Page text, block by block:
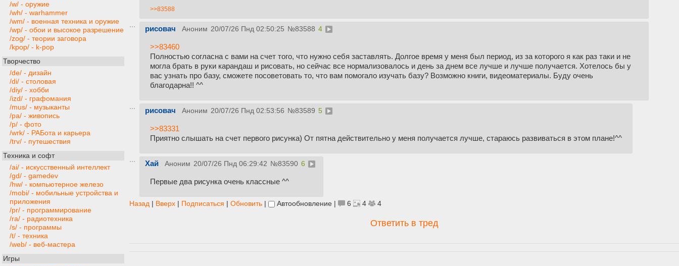
/w/ - оружие
/wh/ - warhammer
/wm/ - военная техника и оружие
/wp/ - обои и высокое разрешение
/zog/ - теории заговора
/kpop/ - k-pop
Творчество
/de/ - дизайн
/di/ - столовая
/diy/ - хобби
/izd/ - графомания
/mus/ - музыканты
/pa/ - живопись
/p/ - фото
/wrk/ - РАБота и карьера
/trv/ - путешествия
Техника и софт
/ai/ - искусственный интеллект
/gd/ - gamedev
/hw/ - компьютерное железо
/mobi/ - мобильные устройства и
приложения
/pr/ - программирование
/ra/ - радиотехника
/s/ - программы
/t/ - техника
/web/ - веб-мастера
Игры
>>83588
рисовач Аноним 20/07/26 Пнд 02:50:25 №83588 4
>>83460
Полностью согласна с вами на счет того, что нужно себя заставлять. Долгое время у меня был период, из за которого я как раз таки и не
могла брать в руки карандаш и рисовать, но сейчас все нормализовалось и день за днем все лучше и лучше получается. Хотелось бы у
вас узнать про базу, сможете посоветовать то, что вам помогало изучать базу? Возможно книги, видеоматериалы. Буду очень
благодарна!! ^^
рисовач Аноним 20/07/26 Пнд 02:53:56 №83589 5
>>83331
Приятно слышать на счет первого рисунка) От пятна действительно у меня получается лучше, стараюсь развиваться в этом плане!^^
Хай Аноним 20/07/26 Пнд 06:29:42 №83590 6
Первые два рисунка очень классные ^^
Назад Вверх Подписаться Обновить Автообновление 6 4 4
Ответить в тред